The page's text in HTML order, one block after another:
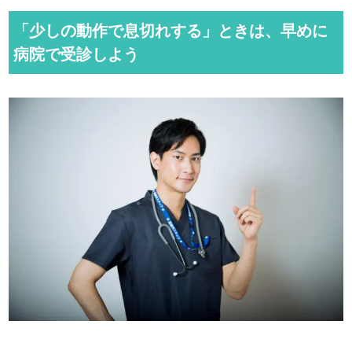
「少しの動作で息切れする」ときは、早めに
病院で受診しよう